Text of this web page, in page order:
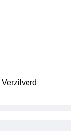
Verzilverd